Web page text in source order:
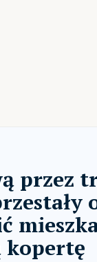
przez
kopertę